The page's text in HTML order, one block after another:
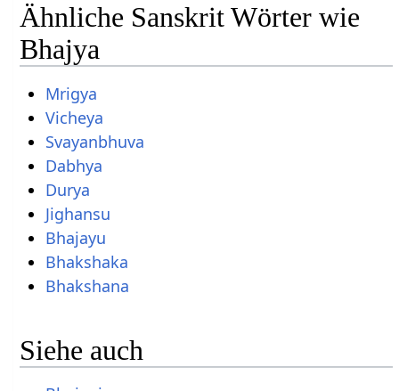
Ähnliche Sanskrit Wörter wie
Bhajya
Mrigya
Vicheya
Svayanbhuva
Dabhya
Durya
Jighansu
Bhajayu
Bhakshaka
Bhakshana
Siehe auch